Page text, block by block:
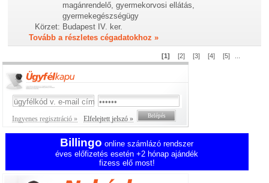
magánrendelő, gyermekorvosi ellátás,
gyermekegészségügy
Körzet: Budapest IV. ker.
Tovább a részletes cégadatokhoz »
[1] [2] [3] [4] [5]
Ingyenes regisztráció » Elfelejtett jelszó »
Billingo online számlázó rendszer
éves előfizetés esetén +2 hónap ajándék
fizess elő most!